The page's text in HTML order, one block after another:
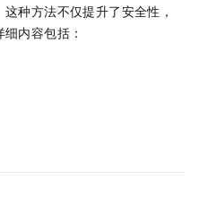
种方法不仅提升了安全性，
内容包括：